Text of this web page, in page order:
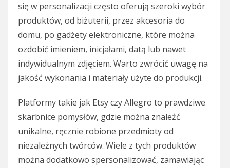
się w personalizacji często oferują szeroki wybór
produktów, od biżuterii, przez akcesoria do
domu, po gadżety elektroniczne, które można
ozdobić imieniem, inicjałami, datą lub nawet
indywidualnym zdjęciem. Warto zwrócić uwagę na
jakość wykonania i materiały użyte do produkcji.
Platformy takie jak Etsy czy Allegro to prawdziwe
skarbnice pomysłów, gdzie można znaleźć
unikalne, ręcznie robione przedmioty od
niezależnych twórców. Wiele z tych produktów
można dodatkowo spersonalizować, zamawiając